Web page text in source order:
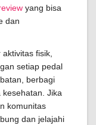
yang bisa
dan
fisik,
setiap pedal
berbagi
Jika
komunitas
dan jelajahi